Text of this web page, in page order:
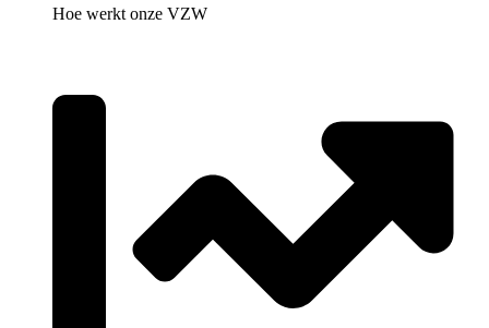
Hoe werkt onze VZW